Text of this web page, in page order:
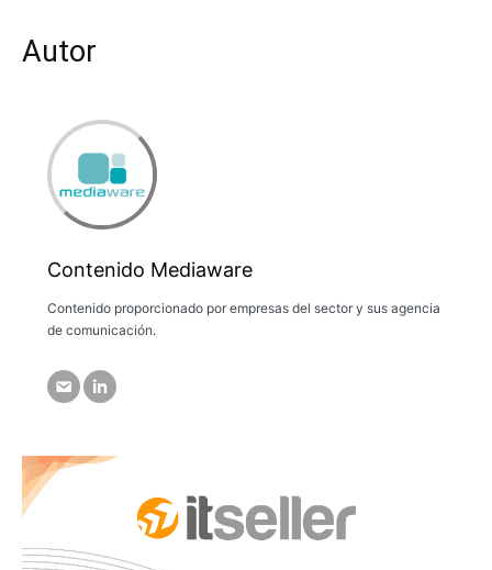
Autor
Contenido Mediaware
Contenido proporcionado por empresas del sector y sus agencia
de comunicación.